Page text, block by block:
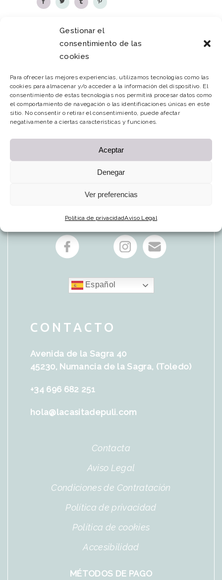
Gestionar el
consentimiento de las
cookies
Para ofrecer las mejores experiencias, utilizamos tecnologías como las
cookies para almacenar y/o acceder a la información del dispositivo. El
consentimiento de estas tecnologías nos permitirá procesar datos como
el comportamiento de navegación o las identificaciones únicas en este
sitio. No consentir o retirar el consentimiento, puede afectar
negativamente a ciertas características y funciones.
Aceptar
Denegar
Ver preferencias
Política de privacidadAviso Legal
PREVIOUS
Español
CONTACTO
Avenida de la Sagra 40
45230, Numancia de la Sagra, (Toledo)
+34 696 682 251
hola@lacasitadepuli.com
Contacta
Aviso Legal
Condiciones de Contratación
Política de privacidad
Política de cookies
Accesibilidad
MÉTODOS DE PAGO